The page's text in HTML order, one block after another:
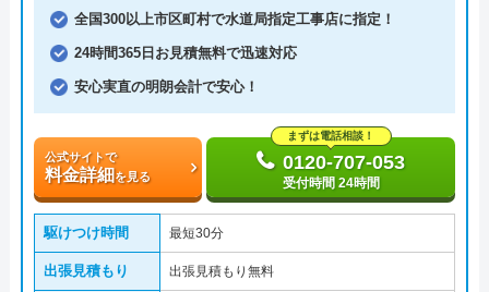
全国300以上市区町村で水道局指定工事店に指定！
24時間365日お見積無料で迅速対応
安心実直の明朗会計で安心！
公式サイトで
料金詳細を見る
まずは電話相談！
0120-707-053
受付時間 24時間
駆けつけ時間 最短30分
出張見積もり 出張見積もり無料